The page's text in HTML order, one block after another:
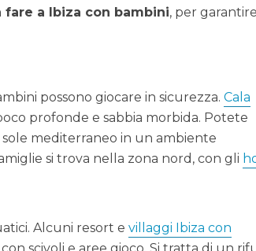
fare a Ibiza con bambini, per
possono giocare in sicurezza. Cala
profonde e sabbia morbida. Potete
sole mediterraneo in un ambiente
si trova nella zona nord, con gli
Alcuni resort e villaggi Ibiza con
scivoli e aree gioco. Si tratta di un